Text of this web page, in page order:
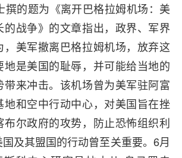
撰的题为《离开巴格拉姆机场：美
的战争》的文章指出，政界、军界
，美军撤离巴格拉姆机场，放弃这
地是美国的耻辱，并可能给当地的
带来冲击。该机场曾为美军驻阿富
地和空中行动中心，对美国旨在挫
布尔政府的攻势，防止恐怖组织利
及其盟国的行动曾至关重要。6月